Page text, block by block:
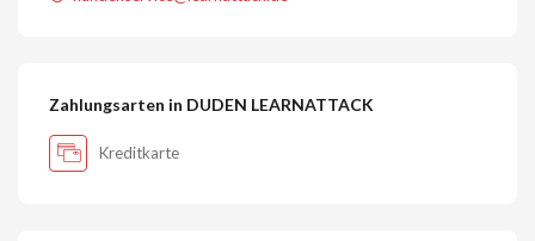
Zahlungsarten in DUDEN LEARNATTACK
Kreditkarte